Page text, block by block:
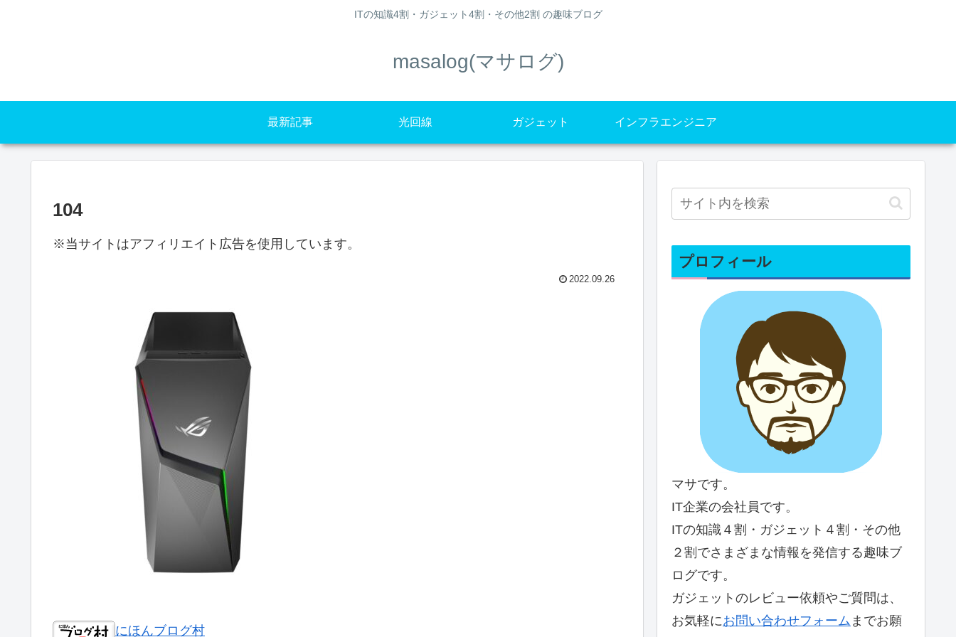
ITの知識4割・ガジェット4割・その他2割 の趣味ブログ
masalog(マサログ)
最新記事 光回線 ガジェット インフラエンジニア
104
※当サイトはアフィリエイト広告を使用しています。
2022.09.26
にほんブログ村
プロフィール
マサです。
IT企業の会社員です。
ITの知識４割・ガジェット４割・その他
２割でさまざまな情報を発信する趣味ブ
ログです。
ガジェットのレビュー依頼やご質問は、
お気軽にお問い合わせフォーム までお願